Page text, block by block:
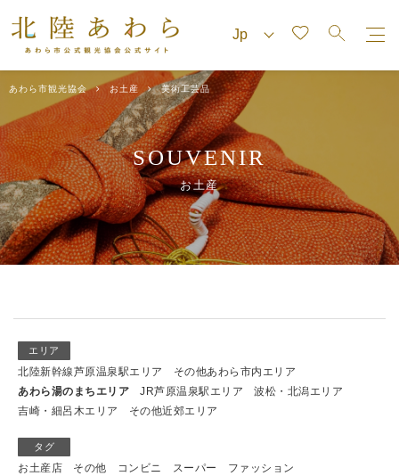
あわら市観光協会 お土産 美術工芸品
SOUVENIR
お土産
エリア
北陸新幹線芦原温泉駅エリア
その他あわら市内エリア
あわら湯のまちエリア
JR芦原温泉駅エリア
波松・北潟エリア
吉崎・細呂木エリア
その他近郊エリア
タグ
お土産店 その他 コンビニ スーパー
ファッション